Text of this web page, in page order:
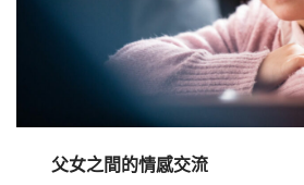
父女之間的情感交流